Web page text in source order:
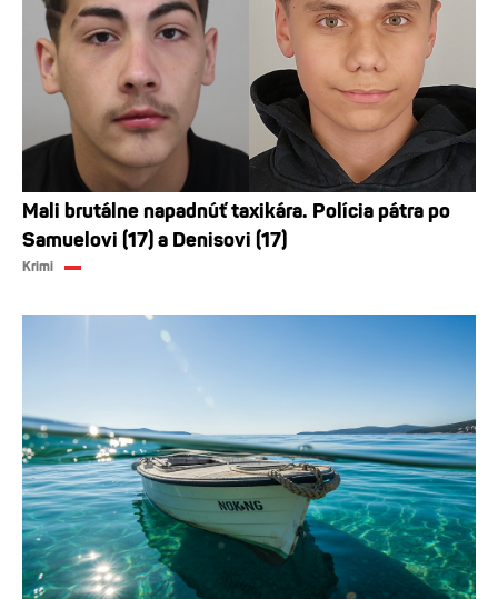
Mali brutálne napadnúť taxikára. Polícia pátra po
Samuelovi (17) a Denisovi (17)
Krimi